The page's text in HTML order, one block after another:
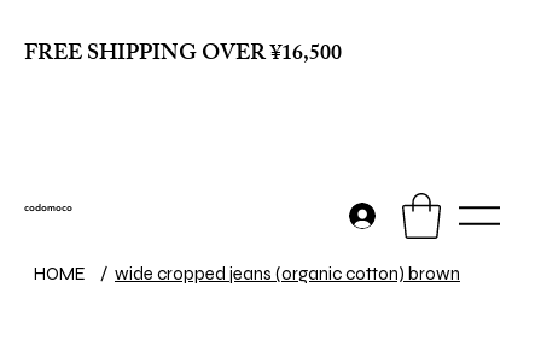
FREE SHIPPING OVER ¥16,500
codomoco
HOME / wide cropped jeans (organic cotton) brown